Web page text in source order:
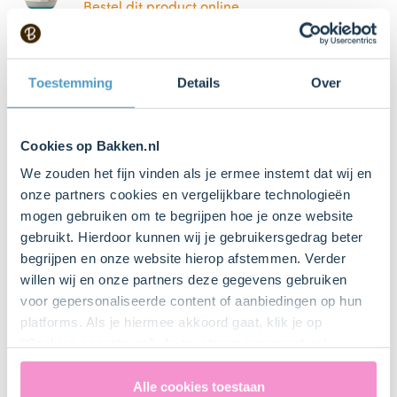
Toestemming Details Over
Cookies op Bakken.nl
We zouden het fijn vinden als je ermee instemt dat wij en
onze partners cookies en vergelijkbare technologieën
mogen gebruiken om te begrijpen hoe je onze website
gebruikt. Hierdoor kunnen wij je gebruikersgedrag beter
begrijpen en onze website hierop afstemmen. Verder
willen wij en onze partners deze gegevens gebruiken
voor gepersonaliseerde content of aanbiedingen op hun
platforms. Als je hiermee akkoord gaat, klik je op
uitdrukkelijk een eventuele gegevensoverdracht naar de
Verenigde Staten in de zin van artikel 49 AVG. Raadpleeg
Alle cookies toestaan
Bestel dit product online
Weegschaal
8 null
Glas
Maatbeker
Steelpan